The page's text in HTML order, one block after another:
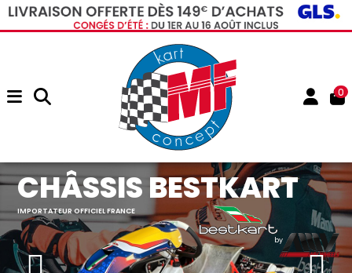
0
CHÂSSIS BESTKART
IMPORTATEUR OFFICIEL FRANCE
by